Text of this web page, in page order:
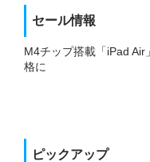
セール情報
M4チップ搭載「iPad Air
格に
ピックアップ